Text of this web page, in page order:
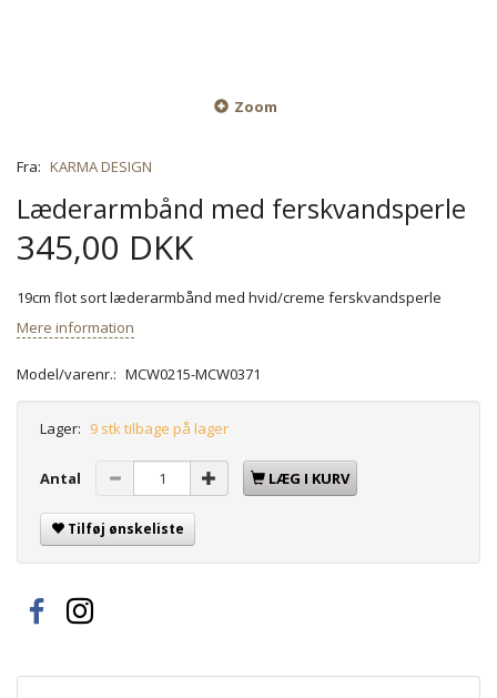
Zoom
Fra: KARMA DESIGN
Læderarmbånd med ferskvandsperle
345,00 DKK
19cm flot sort læderarmbånd med hvid/creme ferskvandsperle
Mere information
Model/varenr.: MCW0215-MCW0371
Lager: 9 stk tilbage på lager
Antal LÆG I KURV
Tilføj ønskeliste